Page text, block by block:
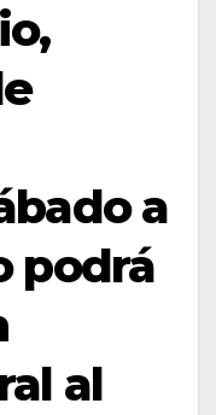
a
podrá
al